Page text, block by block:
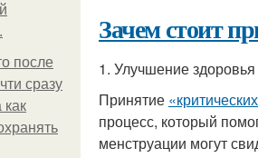
после
сразу
как
Зачем стоит
1. Улучшение здоровья
Принятие
процесс, который
менструации могут